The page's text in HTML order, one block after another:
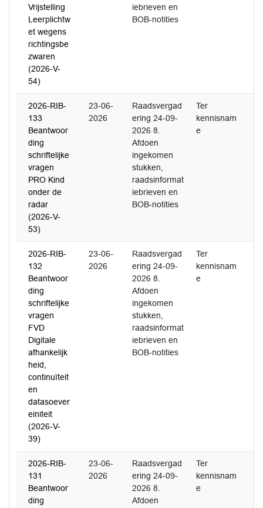
Vrijstelling
Leerplichtw
et wegens
richtingsbe
zwaren
(2026-V-
54)
iebrieven en
BOB-notities
2026-RIB-
133
Beantwoor
ding
schriftelijke
vragen
PRO Kind
onder de
radar
(2026-V-
53)
23-06-
2026
Raadsvergad
ering 24-09-
2026 8.
Afdoen
ingekomen
stukken,
raadsinformat
iebrieven en
BOB-notities
Ter
kennisnam
e
2026-RIB-
132
Beantwoor
ding
schriftelijke
vragen
FVD
Digitale
afhankelijk
heid,
continuïteit
en
datasoever
einiteit
(2026-V-
39)
23-06-
2026
Raadsvergad
ering 24-09-
2026 8.
Afdoen
ingekomen
stukken,
raadsinformat
iebrieven en
BOB-notities
Ter
kennisnam
e
2026-RIB-
131
Beantwoor
ding
23-06-
2026
Raadsvergad
ering 24-09-
2026 8.
Afdoen
Ter
kennisnam
e